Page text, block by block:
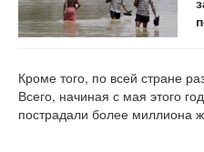
Кроме того, по всей стране
Всего, начиная с мая этого
пострадали более миллиона